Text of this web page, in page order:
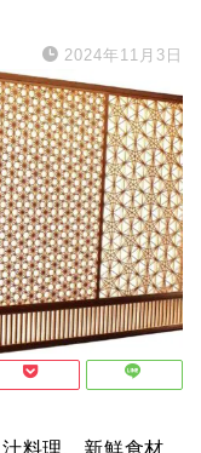
2024年11月3日
料理、新鮮食材